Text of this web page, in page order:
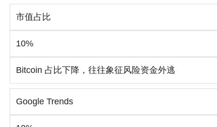
市值占比
10%
Bitcoin 占比下降，往往象征风险资金外逃
Google Trends